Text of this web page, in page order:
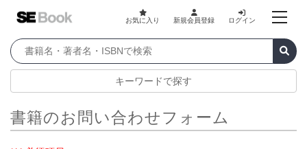
お気に入り 新規会員登録 ログイン
キーワードで探す
書籍のお問い合わせフォーム